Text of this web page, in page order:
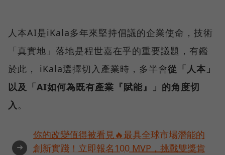
人本AI是iKala多年來堅持倡議的企業使命，技術
「真實地」落地是程世嘉在乎的重要議題，有鑑
於此， iKala選擇切入產業時，多半會從「人本」
以及「AI如何為既有產業『賦能』」的角度切
入 。
➜
你的改變值得被看見🔥最具全球市場潛能的
創新實踐！立即報名100 MVP，挑戰雙獎肯